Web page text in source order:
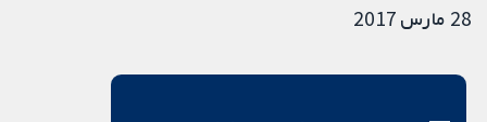
28 مارس 2017